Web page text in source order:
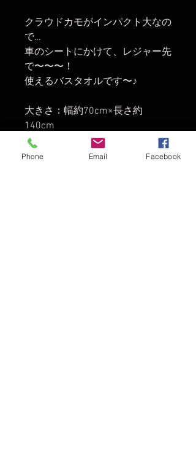
クラウドカモがインパクト大なの
で…
車のシートにかけて、レジャー先
で〜〜〜！
使えるバスタオルです〜♪
大きさ：幅約70cm×長さ約
140cm
Phone Email Facebook